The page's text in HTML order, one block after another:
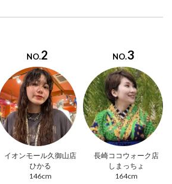
NO.2
イオンモール久御山店
ひかる
146cm
NO.3
長崎ココウォーク店
しまっちょ
164cm